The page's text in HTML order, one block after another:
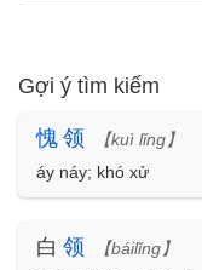
Gợi ý tìm kiếm
愧 领
【kuì lǐng】
áy náy; khó xử
白 领
【báilǐng】